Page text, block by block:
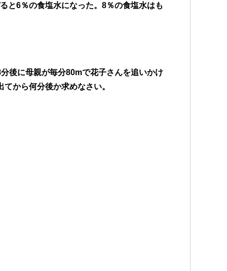
と6％の食塩水になった。8％の食塩水はも
後に母親が毎分80mで花子さんを追いかけ
から何分後か求めなさい。